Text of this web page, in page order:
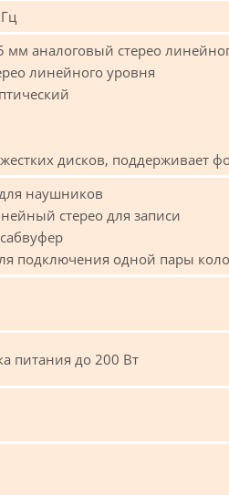
мм аналоговый стерео
линейного уровня
дисков, поддерживает
наушников
стерео для записи
подключения одной пары
питания до 200 Вт